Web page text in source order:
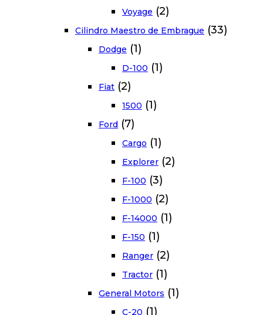
Voyage (2)
Cilindro Maestro de Embrague (33)
Dodge (1)
D-100 (1)
Fiat (2)
1500 (1)
Ford (7)
Cargo (1)
Explorer (2)
F-100 (3)
F-1000 (2)
F-14000 (1)
F-150 (1)
Ranger (2)
Tractor (1)
General Motors (1)
C-20 (1)